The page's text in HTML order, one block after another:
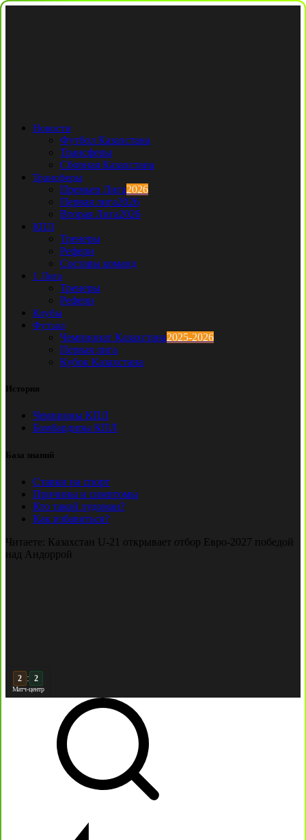
Новости
Футбол Казахстана
Трансферы
Сборная Казахстана
Трансферы
Премьер Лига2026
Первая лига2026
Вторая Лига2026
КПЛ
Тренеры
Рефери
Составы команд
1 Лига
Тренеры
Рефери
Клубы
Футзал
Чемпионат Казахстана2025-2026
Первая лига
Кубок Казахстана
История
Чемпионы КПЛ
Бомбардиры КПЛ
База знаний
Ставки на спорт
Причины и симптомы
Кто такой лудоман?
Как избавиться?
Читаете: Казахстан U-21 открывает отбор Евро-2027 победой
над Андоррой
: 2
Матч-центр